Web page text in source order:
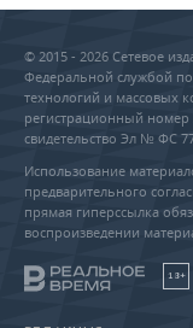
© 2015 - 2026 Сетевое
Федеральной службой
технологий и массовых
регистрационный номер
свидетельство Эл № ФС
Использование
предварительного
прямая гиперссылка
воспроизведении
18+